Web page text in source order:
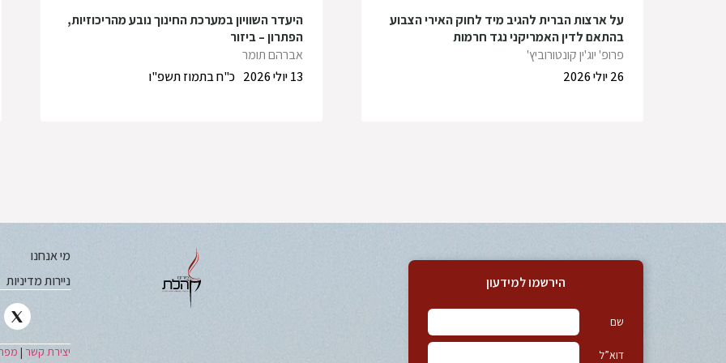
על ארצות הברית להגיב מיד לחוק האירי הצבוע
בהתאם לדין האמריקני נגד חרמות
פרופ' יוג'ין קונטורוביץ'
26 יולי 2026
היעדר השוויון במערכת החינוך נובע מהריכוזיות,
הפתרון – ביזור
אברהם תומר
כ"ח בתמוז תשפ"ו
13 יולי 2026
הירשמו למידעון
שם
דוא”ל
מי אנחנו
ניירות מדיניות
יצירת קשר |